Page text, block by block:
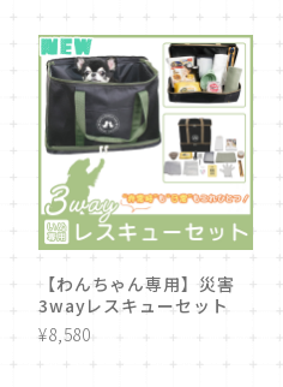
【わんちゃん専用】災害
3wayレスキューセット
¥8,580